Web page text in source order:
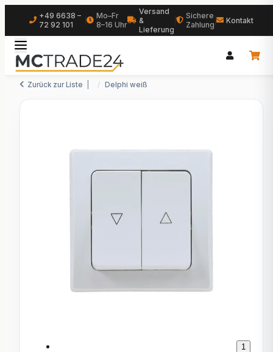
+49 6638 –
72 92 101
Mo–Fr
8–16 Uhr
Versand
&
Lieferung
Sichere
Zahlung
Kontakt
Zurück zur Liste Delphi weiß
1